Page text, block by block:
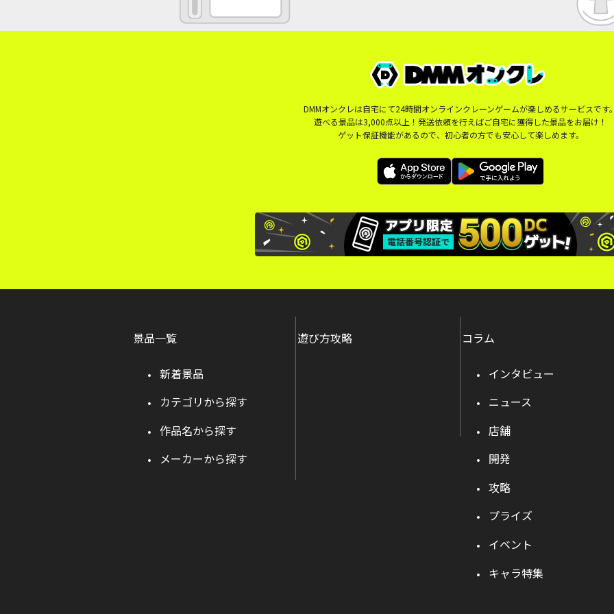
DMMオンクレは自宅にて24時間オンラインクレーンゲームが楽しめるサービスです
遊べる景品は3,000点以上！発送依頼を行えばご自宅に獲得した景品をお届け！
ゲット保証機能があるので、初心者の方でも安心して楽しめます。
景品一覧
新着景品
カテゴリから探す
作品名から探す
メーカーから探す
遊び方攻略 コラム
インタビュー
ニュース
店舗
開発
攻略
プライズ
イベント
キャラ特集